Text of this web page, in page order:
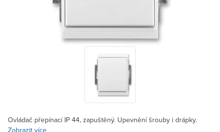
Ovládač přepínací IP 44, zapuštěný. Upevnění šrouby i drápky.
Zobrazit více